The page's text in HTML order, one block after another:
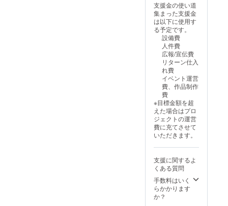
支援金の使い道
集まった支援金
は以下に使用す
る予定です。
設備費
人件費
広報/宣伝費
リターン仕入
れ費
イベント運営
費、作品制作
費
※目標金額を超
えた場合はプロ
ジェクトの運営
費に充てさせて
いただきます。
支援に関するよ
くある質問
手数料はいく
らかかります
か？